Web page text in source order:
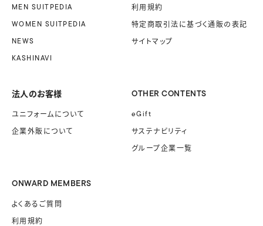
MEN SUITPEDIA
WOMEN SUITPEDIA
NEWS
KASHINAVI
利用規約
特定商取引法に基づく通販の表記
サイトマップ
法人のお客様
ユニフォームについて
企業外販について
OTHER CONTENTS
eGift
サステナビリティ
グループ企業一覧
ONWARD MEMBERS
よくあるご質問
利用規約